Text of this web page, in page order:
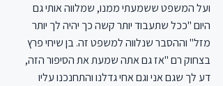
ועל המשפט ששמעתי ממנו, שמלווה אותי גם
היום "ככל שתעבוד יותר קשה כך יהיה לך יותר
מזל" וההסבר שנלווה למשפט זה. בן שיחי פרץ
בצחוק רם "אז גם אתה שמעת את הסיפור הזה,
דע לך שגם אני וגם אחי גדלנו והתחנכנו עליו